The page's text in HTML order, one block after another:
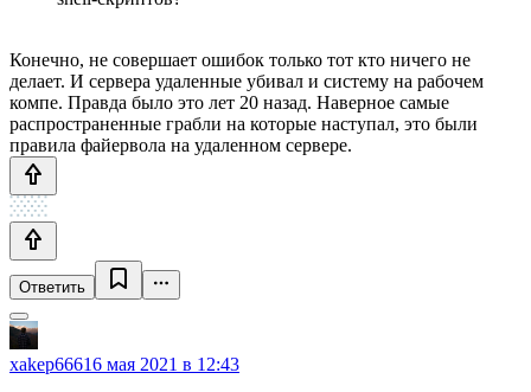
Конечно, не совершает ошибок только тот кто ничего не
делает. И сервера удаленные убивал и систему на рабочем
компе. Правда было это лет 20 назад. Наверное самые
распространенные грабли на которые наступал, это были
правила файервола на удаленном сервере.
Ответить
xakep66616 мая 2021 в 12:43